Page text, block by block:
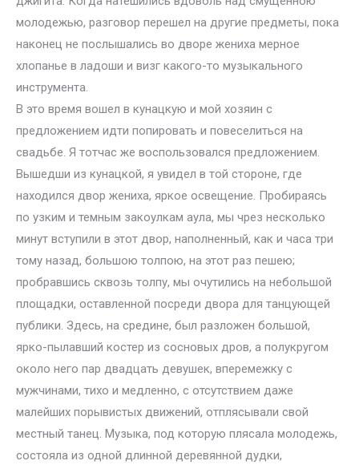
молодежью, разговор перешел на другие предметы, пока
наконец не послышались во дворе жениха мерное
хлопанье в ладоши и визг какого-то музыкального
инструмента.
В это время вошел в кунацкую и мой хозяин с
предложением идти попировать и повеселиться на
свадьбе. Я тотчас же воспользовался предложением.
Вышедши из кунацкой, я увидел в той стороне, где
находился двор жениха, яркое освещение. Пробираясь
по узким и темным закоулкам аула, мы чрез несколько
минут вступили в этот двор, наполненный, как и часа три
тому назад, большою толпою, на этот раз пешею;
пробравшись сквозь толпу, мы очутились на небольшой
площадки, оставленной посреди двора для танцующей
публики. Здесь, на средине, был разложен большой,
ярко-пылавший костер из сосновых дров, а полукругом
около него пар двадцать девушек, вперемежку с
мужчинами, тихо и медленно, с отсутствием даже
малейших порывистых движений, отплясывали свой
местный танец. Музыка, под которую плясала молодежь,
состояла из одной длинной деревянной дудки,